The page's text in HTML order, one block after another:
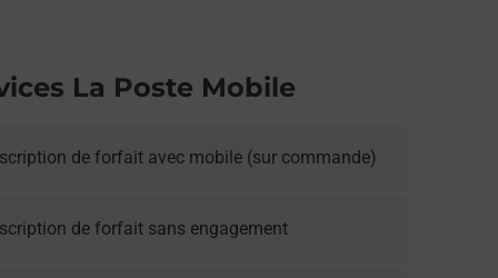
La Poste Mobile
de forfait avec mobile (sur commande)
de forfait sans engagement